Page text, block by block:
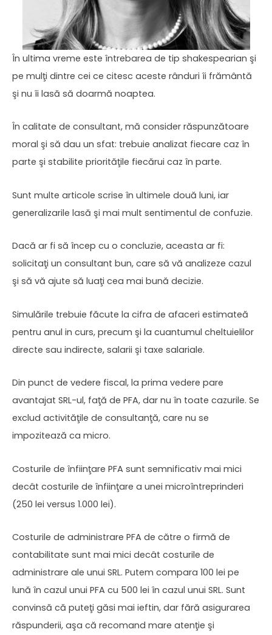
În ultima vreme este întrebarea de tip shakespearian şi
pe mulţi dintre cei ce citesc aceste rânduri îi frământă
şi nu îi lasă să doarmă noaptea.
În calitate de consultant, mă consider răspunzătoare
moral şi să dau un sfat: trebuie analizat fiecare caz în
parte şi stabilite priorităţile fiecărui caz în parte.
Sunt multe articole scrise în ultimele două luni, iar
generalizarile lasă şi mai mult sentimentul de confuzie.
Dacă ar fi să încep cu o concluzie, aceasta ar fi:
solicitaţi un consultant bun, care să vă analizeze cazul
şi să vă ajute să luaţi cea mai bună decizie.
Simulările trebuie făcute la cifra de afaceri estimateă
pentru anul in curs, precum şi la cuantumul cheltuielilor
directe sau indirecte, salarii şi taxe salariale.
Din punct de vedere fiscal, la prima vedere pare
avantajat SRL-ul, faţă de PFA, dar nu în toate cazurile. Se
exclud activităţile de consultanţă, care nu se
impozitează ca micro.
Costurile de înfiinţare PFA sunt semnificativ mai mici
decât costurile de înfiinţare a unei microîntreprinderi
(250 lei versus 1.000 lei).
Costurile de administrare PFA de către o firmă de
contabilitate sunt mai mici decât costurile de
administrare ale unui SRL. Putem compara 100 lei pe
lună în cazul unui PFA cu 500 lei în cazul unui SRL. Sunt
convinsă că puteţi găsi mai ieftin, dar fără asigurarea
răspunderii, aşa că recomand mare atenţie şi